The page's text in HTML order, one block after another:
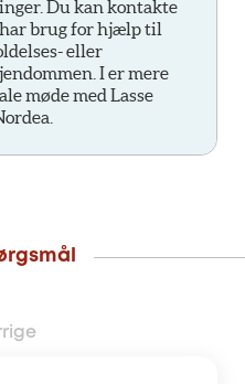
Du kan kontakte
brug for hjælp til
eller
I er mere
møde med Lasse